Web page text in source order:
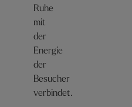
Ruhe
mit
der
Energie
der
Besucher
verbindet.